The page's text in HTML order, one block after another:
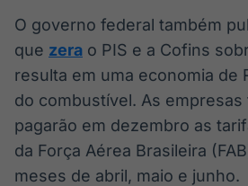
O governo federal também
que zera o PIS e a Cofins
resulta em uma economia de
do combustível. As empresas
pagarão em dezembro as
da Força Aérea Brasileira
meses de abril, maio e junho.